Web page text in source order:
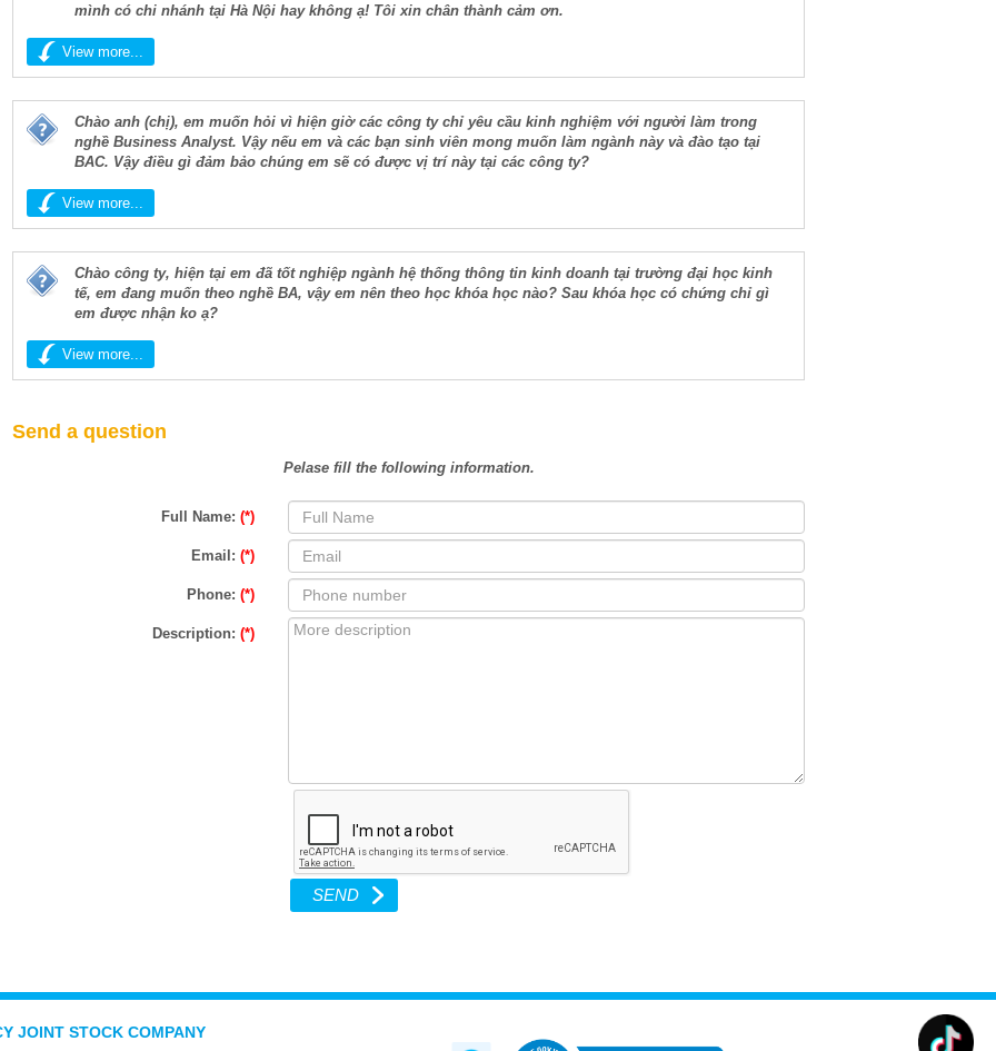
mình có chi nhánh tại Hà Nội hay không ạ! Tôi xin chân thành cảm ơn.
View more...
Chào anh (chị), em muốn hỏi vì hiện giờ các công ty chỉ yêu cầu kinh nghiệm với người làm trong
nghề Business Analyst. Vậy nếu em và các bạn sinh viên mong muốn làm ngành này và đào tạo tại
BAC. Vậy điều gì đảm bảo chúng em sẽ có được vị trí này tại các công ty?
View more...
Chào công ty, hiện tại em đã tốt nghiệp ngành hệ thống thông tin kinh doanh tại trường đại học kinh
tế, em đang muốn theo nghề BA, vậy em nên theo học khóa học nào? Sau khóa học có chứng chỉ gì
em được nhận ko ạ?
View more...
Send a question
Pelase fill the following information.
Full Name: (*)
Email: (*)
Phone: (*)
Description: (*)
JOINT STOCK COMPANY